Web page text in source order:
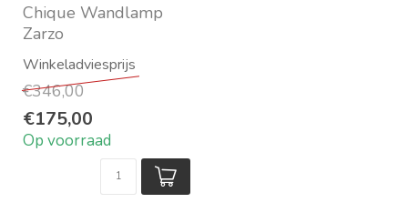
Chique Wandlamp
Zarzo
Metaal met Kristalglas
Merk: Leclerq &
Bouwman
€346,00
€175,00
Op voorraad